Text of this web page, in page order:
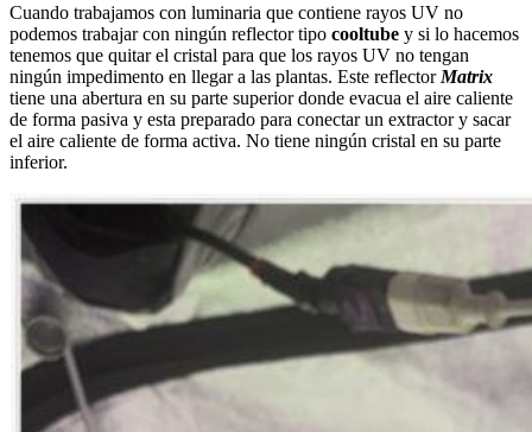
Cuando trabajamos con luminaria que contiene rayos UV no
podemos trabajar con ningún reflector tipo cooltube y si lo hacemos
tenemos que quitar el cristal para que los rayos UV no tengan
ningún impedimento en llegar a las plantas. Este reflectorMatrix
tiene una abertura en su parte superior donde evacua el aire caliente
de forma pasiva y esta preparado para conectar un extractor y sacar
el aire caliente de forma activa. No tiene ningún cristal en su parte
inferior.